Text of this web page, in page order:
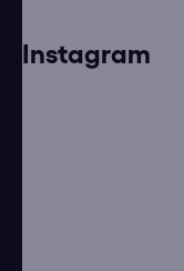
Instagram